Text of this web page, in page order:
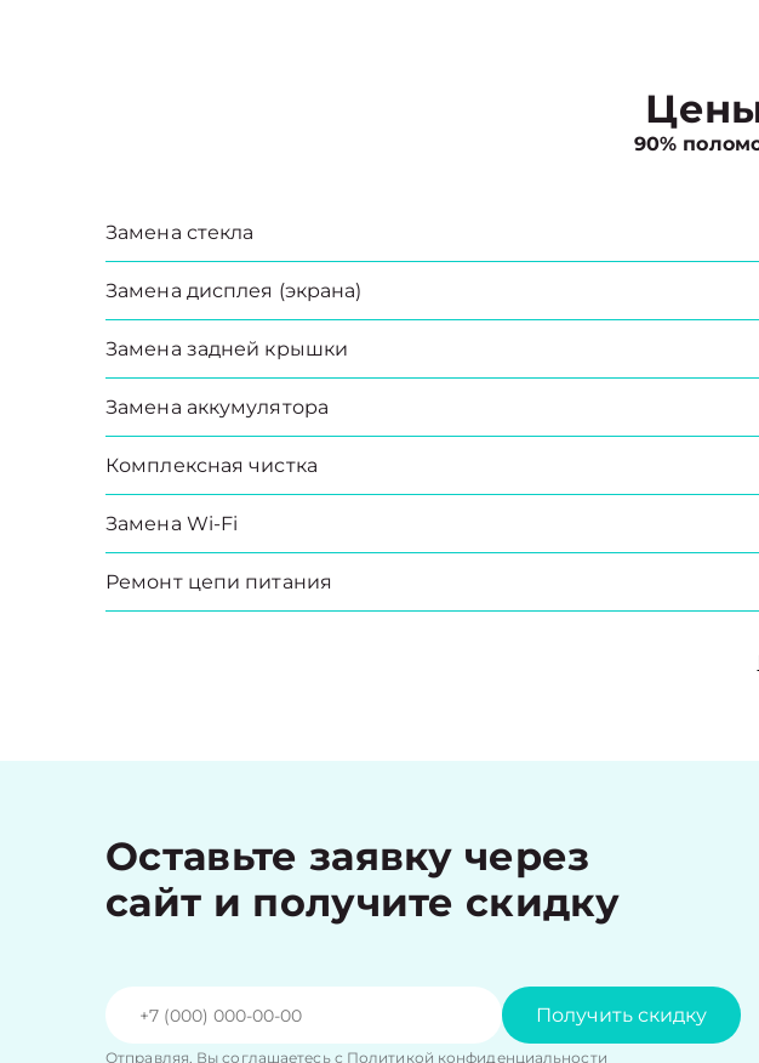
90%
Замена стекла
Замена дисплея (экрана)
Замена задней крышки
Замена аккумулятора
Комплексная чистка
Замена Wi-Fi
Ремонт цепи питания
Оставьте заявку через
сайт и получите скидку
Получить скидку
Отправляя, Вы соглашаетесь с Политикой конфиденциальности